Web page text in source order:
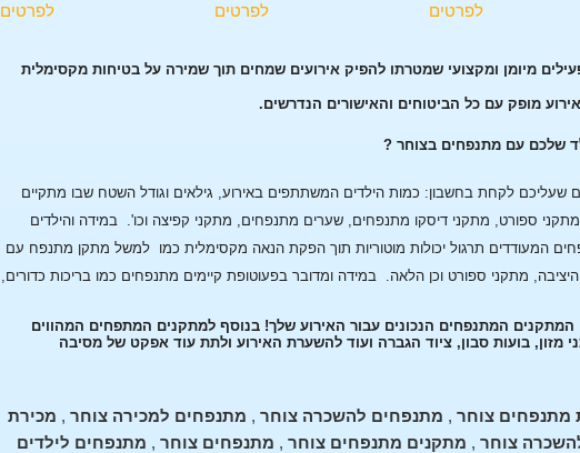
לפרטים
לפרטים
לפרטים
מיומן ומקצועי שמטרתו להפיק אירועים שמחים תוך שמירה על בטיחות מקסימלית
מופק עם כל הביטוחים והאישורים הנדרשים.
שלכם עם מתנפחים בצוחר ?
לקחת בחשבון: כמות הילדים המשתתפים באירוע, גילאים וגודל השטח שבו מתקיים
ספורט, מתקני דיסקו מתנפחים, שערים מתנפחים, מתקני קפיצה וכו'. במידה והילדים
המעודדים תרגול יכולות מוטוריות תוך הפקת הנאה מקסימלית כמו למשל מתקן מתנפח עם
מתקני ספורט וכן הלאה. במידה ומדובר בפעוטופת קיימים מתנפחים כמו בריכות כדורים,
המתקנים המתנפחים הנכונים עבור האירוע שלך! בנוסף למתקנים המתפחים המהווים
מזון, בועות סבון, ציוד הגברה ועוד להשערת האירוע ולתת עוד אפקט של מסיבה
מתנפחים צוחר , מתנפחים להשכרה צוחר , מתנפחים למכירה צוחר , מכירת
צוחר , מתקנים מתנפחים צוחר , מתנפחים צוחר , מתנפחים לילדים